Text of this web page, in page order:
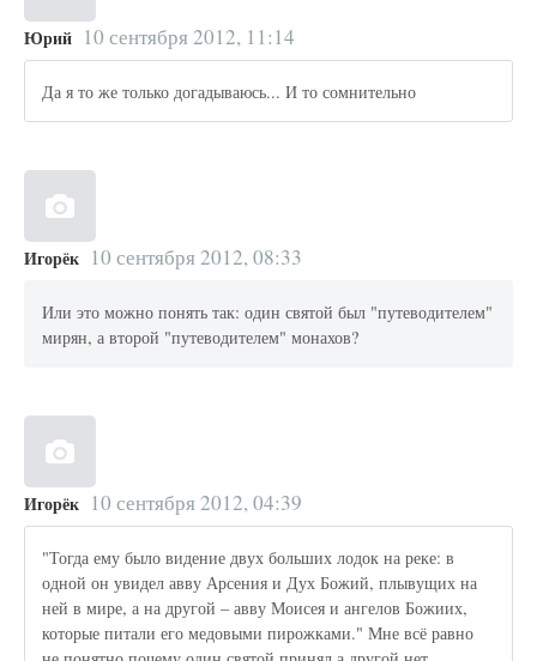
Юрий 10 сентября 2012, 11:14
Да я то же только догадываюсь... И то сомнительно
Игорёк 10 сентября 2012, 08:33
Или это можно понять так: один святой был "путеводителем"
мирян, а второй "путеводителем" монахов?
Игорёк 10 сентября 2012, 04:39
"Тогда ему было видение двух больших лодок на реке: в
одной он увидел авву Арсения и Дух Божий, плывущих на
ней в мире, а на другой – авву Моисея и ангелов Божиих,
которые питали его медовыми пирожками." Мне всё равно